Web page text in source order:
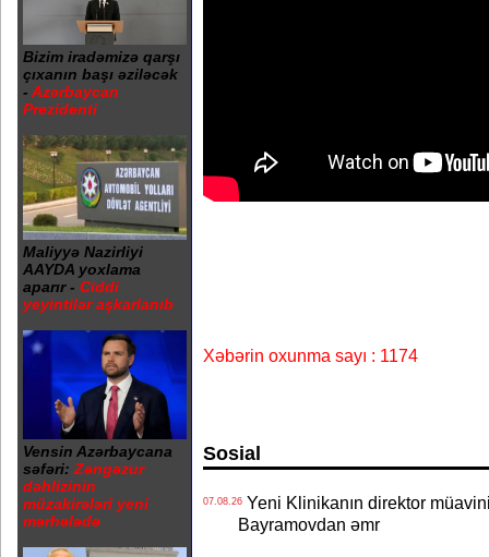
Bizim iradəmizə qarşı
çıxanın başı əziləcək
- Azərbaycan
Prezidenti
Maliyyə Nazirliyi
AAYDA yoxlama
aparır - Ciddi
yeyintilər aşkarlanıb
Vensin Azərbaycana
səfəri: Zəngəzur
dəhlizinin
müzakirələri yeni
mərhələdə
Xəbərin oxunma sayı : 1174
Sosial
07.08.26Yeni Klinikanın direktor müavini
Bayramovdan əmr